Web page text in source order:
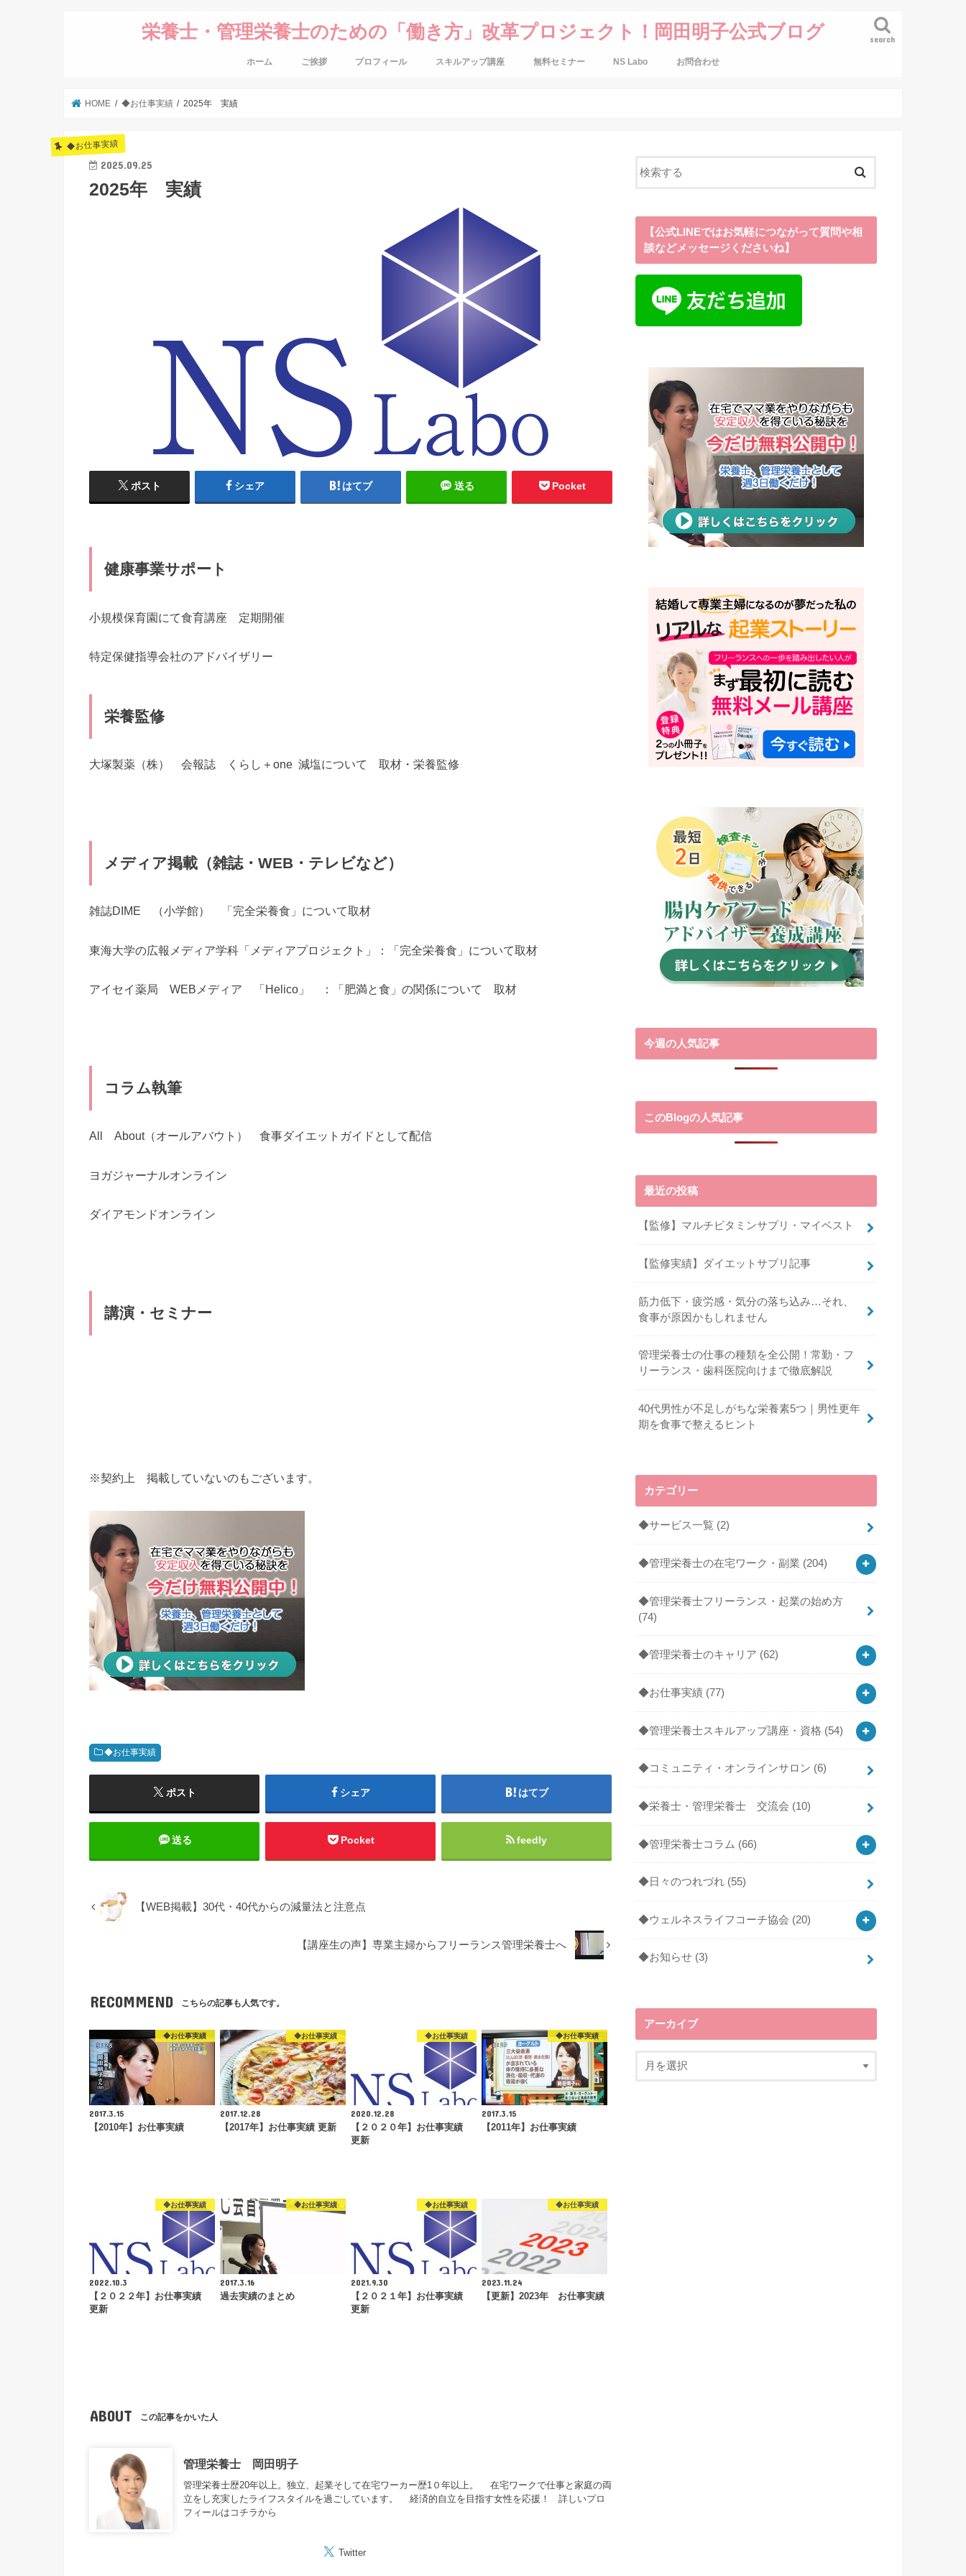
栄養士・管理栄養士のための「働き方」改革プロジェクト！岡田明子公式ブログ search
ホーム ご挨拶 プロフィール スキルアップ講座 無料セミナー NS Labo お問合わせ
HOME ◆お仕事実績 2025年 実績
◆お仕事実績
2025.09.25
2025年 実績
ポスト シェア はてブ 送る Pocket
健康事業サポート
小規模保育園にて食育講座 定期開催
特定保健指導会社のアドバイザリー
栄養監修
大塚製薬（株） 会報誌 くらし＋one 減塩について 取材・栄養監修
メディア掲載（雑誌・WEB・テレビなど）
雑誌DIME （小学館） 「完全栄養食」について取材
東海大学の広報メディア学科「メディアプロジェクト」：「完全栄養食」について取材
アイセイ薬局 WEBメディア 「Helico」 ：「肥満と食」の関係について 取材
コラム執筆
All About（オールアバウト） 食事ダイエットガイドとして配信
ヨガジャーナルオンライン
ダイアモンドオンライン
講演・セミナー
※契約上 掲載していないのもございます。
◆お仕事実績
ポスト シェア はてブ
送る Pocket feedly
【WEB掲載】30代・40代からの減量法と注意点
【講座生の声】専業主婦からフリーランス管理栄養士へ
RECOMMEND こちらの記事も人気です。
◆お仕事実績
2017.3.15
【2010年】お仕事実績
◆お仕事実績
2017.12.28
【2017年】お仕事実績 更新
◆お仕事実績
2020.12.28
【２０２０年】お仕事実績
更新
◆お仕事実績
2017.3.15
【2011年】お仕事実績
◆お仕事実績
2022.10.3
【２０２２年】お仕事実績
更新
◆お仕事実績
2017.3.16
過去実績のまとめ
◆お仕事実績
2021.9.30
【２０２１年】お仕事実績
更新
◆お仕事実績
2023.11.24
【更新】2023年 お仕事実績
ABOUT この記事をかいた人
管理栄養士 岡田明子
管理栄養士歴20年以上。独立、起業そして在宅ワーカー歴1０年以上。 在宅ワークで仕事と家庭の両
立をし充実したライフスタイルを過ごしています。 経済的自立を目指す女性を応援！詳しいプロ
フィールはコチラから
Twitter
【公式LINEではお気軽につながって質問や相
談などメッセージくださいね】
今週の人気記事
このBlogの人気記事
最近の投稿
【監修】マルチビタミンサプリ・マイベスト
【監修実績】ダイエットサプリ記事
筋力低下・疲労感・気分の落ち込み…それ、
食事が原因かもしれません
管理栄養士の仕事の種類を全公開！常勤・フ
リーランス・歯科医院向けまで徹底解説
40代男性が不足しがちな栄養素5つ｜男性更年
期を食事で整えるヒント
カテゴリー
◆サービス一覧 (2)
◆管理栄養士の在宅ワーク・副業 (204)
◆管理栄養士フリーランス・起業の始め方
(74)
◆管理栄養士のキャリア (62)
◆お仕事実績 (77)
◆管理栄養士スキルアップ講座・資格 (54)
◆コミュニティ・オンラインサロン (6)
◆栄養士・管理栄養士 交流会 (10)
◆管理栄養士コラム (66)
◆日々のつれづれ (55)
◆ウェルネスライフコーチ協会 (20)
◆お知らせ (3)
アーカイブ